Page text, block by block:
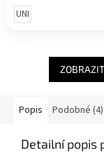
UNI
Popis Podobné (4)
Detailní popis